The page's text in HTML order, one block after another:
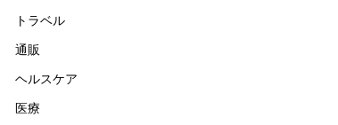
トラベル
通販
ヘルスケア
医療